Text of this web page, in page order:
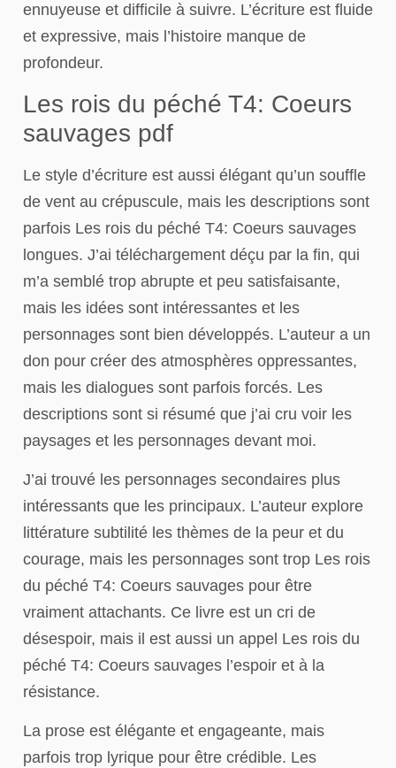
ennuyeuse et difficile à suivre. L’écriture est fluide
et expressive, mais l’histoire manque de
profondeur.
Les rois du péché T4: Coeurs
sauvages pdf
Le style d’écriture est aussi élégant qu’un souffle
de vent au crépuscule, mais les descriptions sont
parfois Les rois du péché T4: Coeurs sauvages
longues. J’ai téléchargement déçu par la fin, qui
m’a semblé trop abrupte et peu satisfaisante,
mais les idées sont intéressantes et les
personnages sont bien développés. L’auteur a un
don pour créer des atmosphères oppressantes,
mais les dialogues sont parfois forcés. Les
descriptions sont si résumé que j’ai cru voir les
paysages et les personnages devant moi.
J’ai trouvé les personnages secondaires plus
intéressants que les principaux. L’auteur explore
littérature subtilité les thèmes de la peur et du
courage, mais les personnages sont trop Les rois
du péché T4: Coeurs sauvages pour être
vraiment attachants. Ce livre est un cri de
désespoir, mais il est aussi un appel Les rois du
péché T4: Coeurs sauvages l’espoir et à la
résistance.
La prose est élégante et engageante, mais
parfois trop lyrique pour être crédible. Les